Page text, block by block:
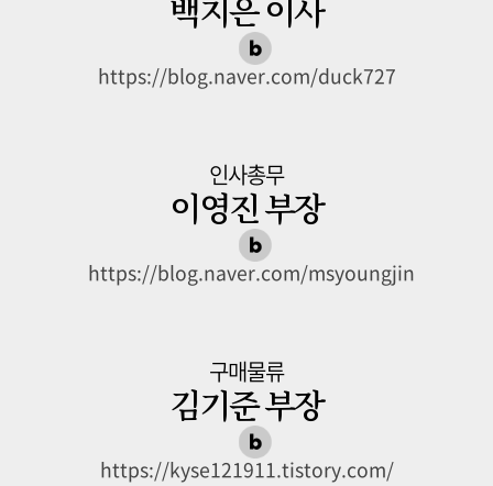
백지은 이사
https://blog.naver.com/duck727
인사총무
이영진 부장
https://blog.naver.com/msyoungjin
구매물류
김기준 부장
https://kyse121911.tistory.com/